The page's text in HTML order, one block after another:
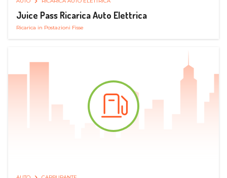
Juice Pass Ricarica Auto Elettrica
Ricarica in Postazioni Fisse